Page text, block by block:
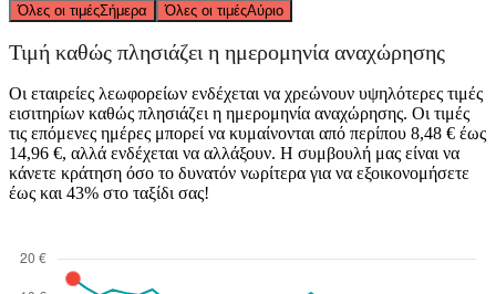
Όλες οι τιμέςΣήμερα Όλες οι τιμέςΑύριο
Τιμή καθώς πλησιάζει η ημερομηνία αναχώρησης
Οι εταιρείες λεωφορείων ενδέχεται να χρεώνουν υψηλότερες τιμές
εισιτηρίων καθώς πλησιάζει η ημερομηνία αναχώρησης. Οι τιμές
τις επόμενες ημέρες μπορεί να κυμαίνονται από περίπου 8,48 € έως
14,96 €, αλλά ενδέχεται να αλλάξουν. Η συμβουλή μας είναι να
κάνετε κράτηση όσο το δυνατόν νωρίτερα για να εξοικονομήσετε
έως και 43% στο ταξίδι σας!